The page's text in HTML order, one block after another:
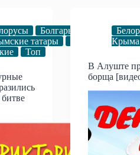
Болгары
татары
Топ
Крыма
В Алуште
борща